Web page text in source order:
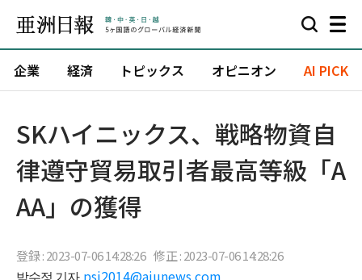
企業 経済 トピックス オピニオン AI PICK
SKハイニックス、戦略物資自
律遵守貿易取引者最高等級「A
AA」の獲得
登録 : 2023-07-06 14:28:26 修正 : 2023-07-06 14:28:26
박수정 기자 psj2014@ajunews.com